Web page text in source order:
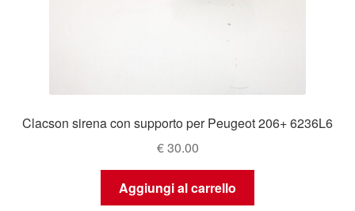
Clacson sirena con supporto per Peugeot 206+ 6236L6
€30.00
Aggiungi al carrello